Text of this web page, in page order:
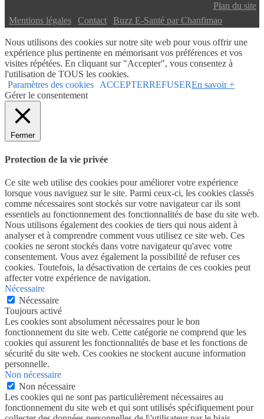
Plan du site
Mentions légales Contact Buzz E-Santé par Chanfimao
Nous utilisons des cookies sur notre site web pour vous offrir une
expérience plus pertinente en mémorisant vos préférences et vos
visites répétées. En cliquant sur "Accepter", vous consentez à
l'utilisation de TOUS les cookies.
Paramètres des cookies
ACCEPTERREFUSEREn savoir +
Gérer le consentement
Fermer
Protection de la vie privée
Ce site web utilise des cookies pour améliorer votre expérience
lorsque vous naviguez sur le site. Parmi ceux-ci, les cookies classés
comme nécessaires sont stockés sur votre navigateur car ils sont
essentiels au fonctionnement des fonctionnalités de base du site web.
Nous utilisons également des cookies de tiers qui nous aident à
analyser et à comprendre comment vous utilisez ce site web. Ces
cookies ne seront stockés dans votre navigateur qu'avec votre
consentement. Vous avez également la possibilité de refuser ces
cookies. Toutefois, la désactivation de certains de ces cookies peut
affecter votre expérience de navigation.
Nécessaire
Nécessaire
Toujours activé
Les cookies sont absolument nécessaires pour le bon
fonctionnement du site web. Cette catégorie ne comprend que les
cookies qui assurent les fonctionnalités de base et les fonctions de
sécurité du site web. Ces cookies ne stockent aucune information
personnelle.
Non nécessaire
Non nécessaire
Les cookies qui ne sont pas particulièrement nécessaires au
fonctionnement du site web et qui sont utilisés spécifiquement pour